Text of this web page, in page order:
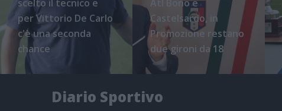
scelto il tecnico e
per Vittorio De Carlo
c'è una seconda
chance
Atl Bono e
Castelsardo, in
Promozione restano
due gironi da 18
Diario Sportivo